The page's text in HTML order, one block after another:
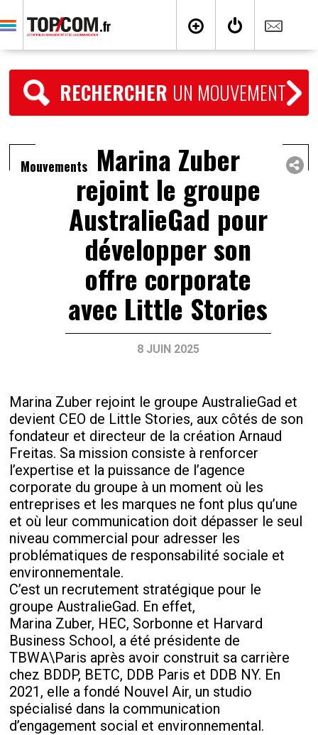
RECHERCHER UN MOUVEMENT
Mouvements Marina Zuber
rejoint le groupe
AustralieGad pour
développer son
offre corporate
avec Little Stories
8 JUIN 2025
Marina Zuber rejoint le groupe AustralieGad et
devient CEO de Little Stories, aux côtés de son
fondateur et directeur de la création Arnaud
Freitas. Sa mission consiste à renforcer
l’expertise et la puissance de l’agence
corporate du groupe à un moment où les
entreprises et les marques ne font plus qu’une
et où leur communication doit dépasser le seul
niveau commercial pour adresser les
problématiques de responsabilité sociale et
environnementale.
C’est un recrutement stratégique pour le
groupe AustralieGad. En effet,
Marina Zuber, HEC, Sorbonne et Harvard
Business School, a été présidente de
TBWA\Paris après avoir construit sa carrière
chez BDDP, BETC, DDB Paris et DDB NY. En
2021, elle a fondé Nouvel Air, un studio
spécialisé dans la communication
d’engagement social et environnemental.